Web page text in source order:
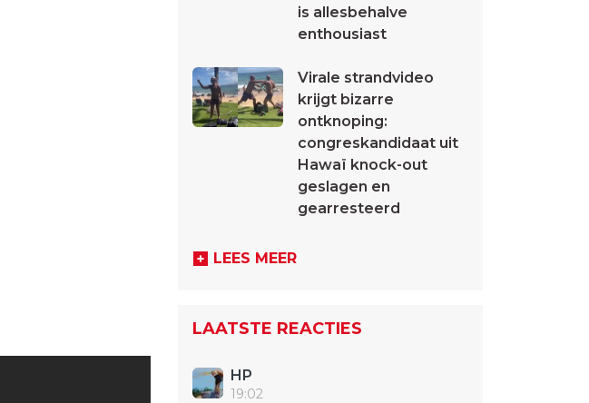
is allesbehalve
enthousiast
Virale strandvideo
krijgt bizarre
ontknoping:
congreskandidaat uit
Hawaï knock-out
geslagen en
gearresteerd
LEES MEER
LAATSTE REACTIES
HP
19:02